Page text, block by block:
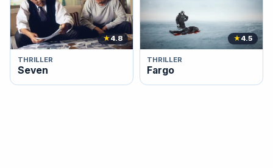
★4.8
THRILLER
Seven
★4.5
THRILLER
Fargo